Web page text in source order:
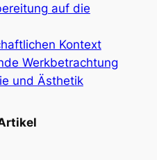
auf die
Kontext
Werkbetrachtung
und Ästhetik